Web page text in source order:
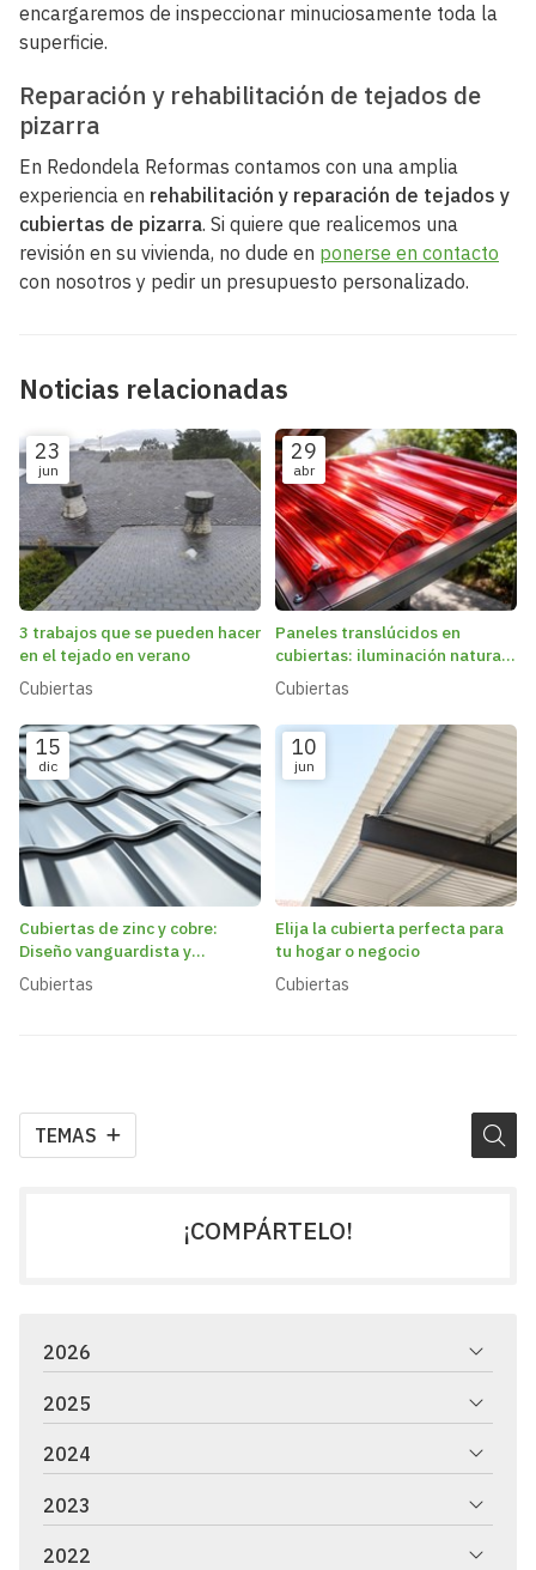
TEMAS
encargaremos de inspeccionar minuciosamente toda la
superficie.
Reparación y rehabilitación de tejados de
pizarra
En Redondela Reformas contamos con una amplia
experiencia en rehabilitación y reparación de tejados y
cubiertas de pizarra. Si quiere que realicemos una
revisión en su vivienda, no dude en ponerse en contacto
con nosotros y pedir un presupuesto personalizado.
Noticias relacionadas
23
jun
3 trabajos que se pueden hacer
en el tejado en verano
Cubiertas
29
abr
Paneles translúcidos en
cubiertas: iluminación natural
y ahorro energético
Cubiertas
15
dic
Cubiertas de zinc y cobre:
Diseño vanguardista y
resistencia a la corrosión
Cubiertas
10
jun
Elija la cubierta perfecta para
tu hogar o negocio
Cubiertas
¡COMPÁRTELO!
2026
2025
2024
2023
2022